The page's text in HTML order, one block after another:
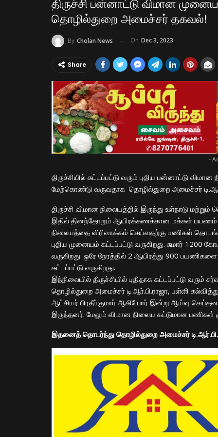
திருச்சி பன்னாட்டு விமான
தொழில்துறை அமைச்சர் தகவல்!
By Cholan News On Dec 3, 2023
Share
-
திருச்சியில் கட்டப்பட்டு வரும் புதிய பன்னாட்டு
மேற்கொண்டு வருவதாக தொழில்துறை அமைச்சர்
திருச்சி விமான நிலையத்தில் இருந்து உள்நாடு
இதில் தினந்தோறும் ஆயிரக்கணக்கான மக்கள் பயணம்
நிலையத்தை விரிவாக்கம் செய்வதற்கு பணிகள்
புதிய முனையம் கட்டப்பட்டு வருகிறது. சுமார் 1200
வருகிறது. ஒரே நேரத்தில் 2 ஆயிரத்து 900
கட்டப்பட்டு வருகிறது.
இந்நிலையில் திருச்சியில் புதிதாக கட்டப்பட்டு
தொழில்துறை அமைச்சர் டி.ஆர்.பி.ராஜா, பள்ளி
ஆட்சியர் பிரதீப்குமார் ஆகியோர் இன்று ஆய்வு
இருந்தனர். மேலும் விமான நிலைய கட்டுமான பணிகள்
இதனைத் தொடர்ந்து தொழில்துறை அமைச்சர் டி.ஆர்.பி.